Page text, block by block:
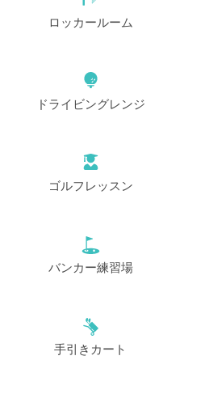
ロッカールーム
ドライビングレンジ
ゴルフレッスン
バンカー練習場
手引きカート